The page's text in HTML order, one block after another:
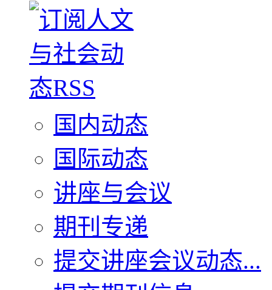
国内动态
国际动态
讲座与会议
期刊专递
提交讲座会议动态...